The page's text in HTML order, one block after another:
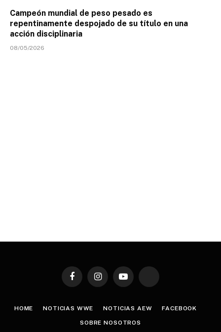
Campeón mundial de peso pesado es
repentinamente despojado de su título en una
acción disciplinaria
08/05/2026
FacebookInstagramYouTube TikTok
HOME NOTICIAS WWE NOTICIAS AEW FACEBOOK
SOBRE NOSOTROS